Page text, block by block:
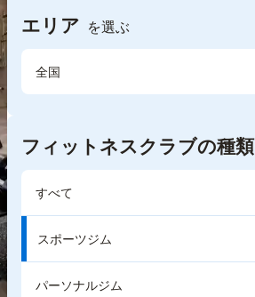
エリア を選ぶ
全国
フィットネスクラブの種類
すべて
スポーツジム
パーソナルジム